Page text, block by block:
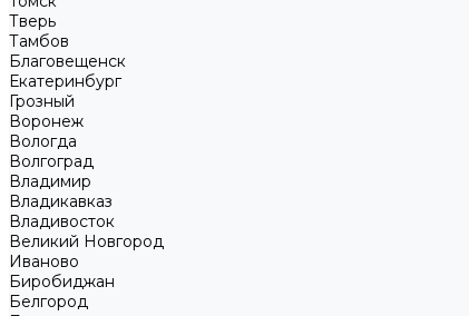
Тверь
Тамбов
Благовещенск
Екатеринбург
Грозный
Воронеж
Вологда
Волгоград
Владимир
Владикавказ
Владивосток
Великий Новгород
Иваново
Биробиджан
Белгород